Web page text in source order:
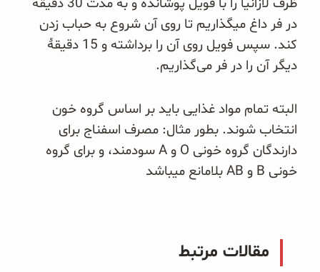
‎ظرف لازانیا را با فویل پوشانده و به مدت 30 دقیقه
در فر داغ میگذاریم تا روی آن شروع به حباب زدن
کند. ‏سپس فویل روی آن ‏را برداشته و 15 دقیقهٔ
دیگر آن را در فر می‌گذاریم‎.‎
البته تمام مواد غذایی باید بر اساس گروه خون
انتخاب شوند. بطور مثال: مصرف اسفناج برای
دارندگان گروه خونی O و A سودمند، و برای گروه
خونی B و AB بلامانع میباشد
مقالات مرتبط